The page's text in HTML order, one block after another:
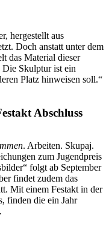
hergestellt aus
Doch anstatt unter dem
das Material dieser
Die Skulptur ist ein
Platz hinweisen soll.“
Abschluss
. Arbeiten. Skupaj.
zum Jugendpreis
folgt ab September
findet zudem das
Mit einem Festakt in der
finden die ein Jahr